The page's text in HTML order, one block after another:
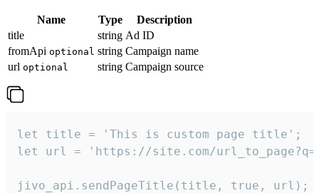
Name Type
Description
title
string Ad ID
fromApi optional string Campaign name
url optional string Campaign source
let title = 'This is custom page title';
let url = 'https://site.com/
jivo_api.sendPageTitle(title, true, url);